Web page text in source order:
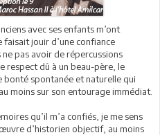
avec ses enfants m’ont
jouir d’une confiance
pas avoir de répercussions
respect dû à un beau-père, le
bonté spontanée et naturelle qui
moins sur son entourage immédiat.
qu’il m’a confiés, je me sens
d’historien objectif, au moins